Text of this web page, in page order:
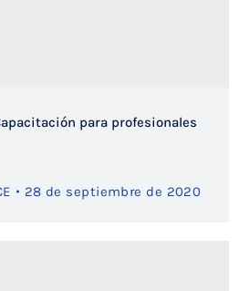
para profesionales
28 de septiembre de 2020